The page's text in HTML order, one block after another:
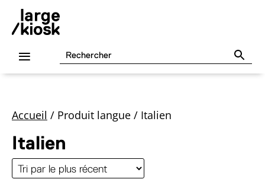
Accueil / Produit langue / Italien
Italien